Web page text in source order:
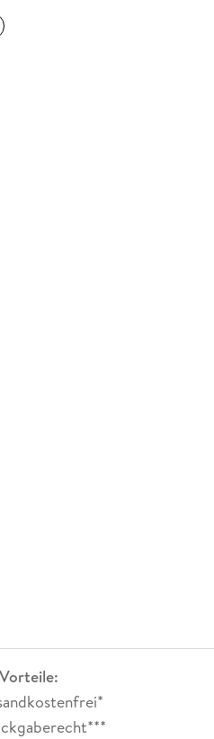
finde ich mittlerweile
können absolut nicht